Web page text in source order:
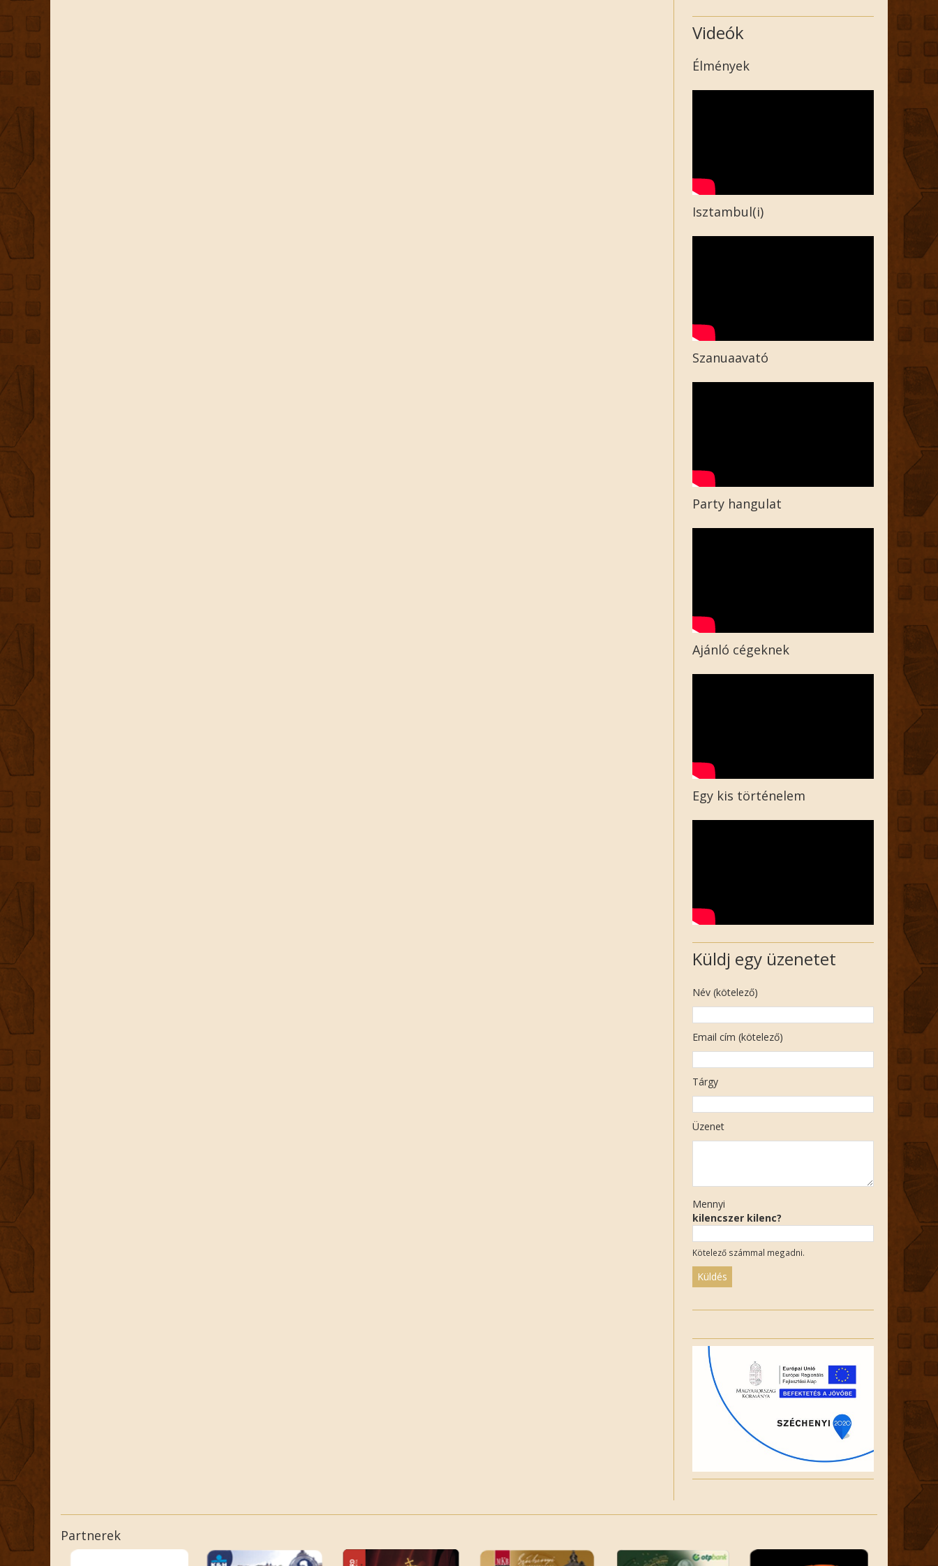
Videók
Élmények
Isztambul(i)
Szanuaavató
Party hangulat
Ajánló cégeknek
Egy kis történelem
Küldj egy üzenetet
Név (kötelező)
Email cím (kötelező)
Tárgy
Üzenet
Mennyi
kilencszer kilenc?
Kötelező számmal megadni.
field
empty.
Partnerek